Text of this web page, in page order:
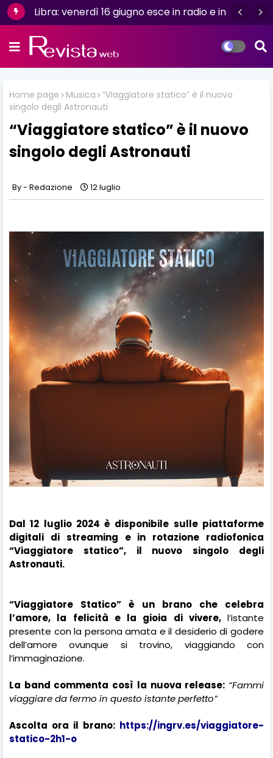
Libra: venerdì 16 giugno esce in radio e in
Ianez presenta "Ghiaccio"
Home page Musica “Viaggiatore statico” è il nuovo
singolo degli Astronauti
“Viaggiatore statico” è il nuovo
singolo degli Astronauti
Redazione 12 luglio
Dal 12 luglio 2024 è disponibile sulle piattaforme
digitali di streaming e in rotazione radiofonica
“Viaggiatore statico”, il nuovo singolo degli
Astronauti.
“Viaggiatore Statico” è un brano che celebra
l’amore, la felicità e la gioia di vivere, l’istante
presente con la persona amata e il desiderio di godere
dell’amore ovunque si trovino, viaggiando con
l’immaginazione.
La band commenta così la nuova release: “Fammi
viaggiare da fermo in questo istante perfetto”
Ascolta ora il brano: https://ingrv.es/viaggiatore-
statico-2h1-o